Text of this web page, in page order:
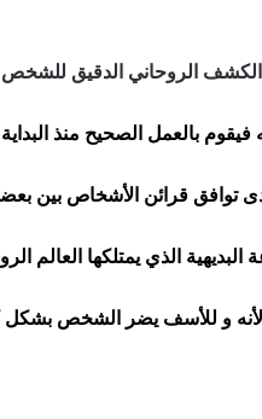
الكشف الروحاني الدقيق
بالعمل الصحيح منذ البداية
توافق قرائن الأشخاص بين
الذي يمتلكها العالم
و للأسف يضر الشخص بشكل